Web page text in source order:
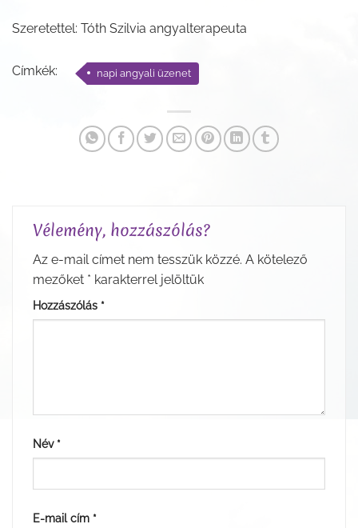
Szeretettel: Tóth Szilvia angyalterapeuta
Címkék: napi angyali üzenet
Vélemény, hozzászólás?
Az e-mail címet nem tesszük közzé. A kötelező
mezőket * karakterrel jelöltük
Hozzászólás *
Név *
E-mail cím *